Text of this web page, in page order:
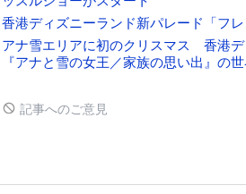
香港ディズニーランド新パレード「フ
アナ雪エリアに初のクリスマス 香港
『アナと雪の女王／家族の思い出』の
記事へのご意見